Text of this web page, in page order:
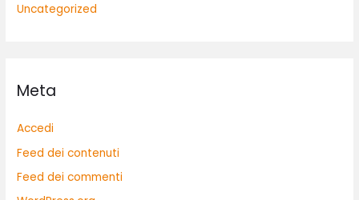
Uncategorized
Meta
Accedi
Feed dei contenuti
Feed dei commenti